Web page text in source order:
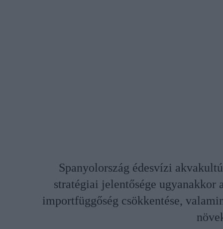
Spanyolország édesvízi
stratégiai jelentősége ugyanakkor
importfüggőség csökkentése,